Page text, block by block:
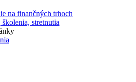
na finančných trhoch
stretnutia